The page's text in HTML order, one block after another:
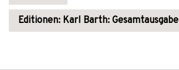
Editionen: Karl Barth: Gesamtausgabe